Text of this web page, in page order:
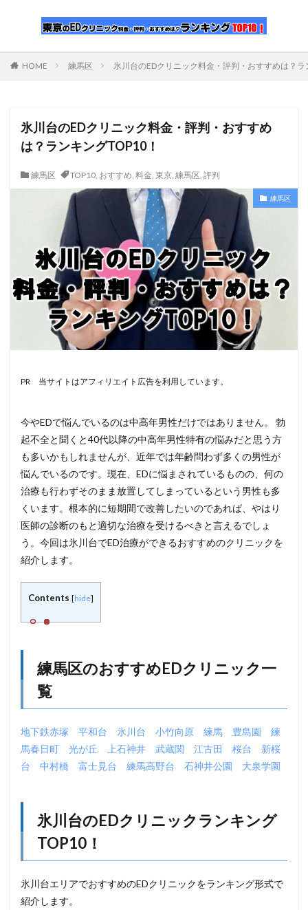
HOME 練馬区 氷川台のEDクリニック料金・評判・おすすめは？
氷川台のEDクリニック料金・評判・おすすめ
は？ランキングTOP10！
練馬区 TOP10, おすすめ, 料金, 東京, 練馬区, 評判
練馬区
PR 当サイトはアフィリエイト広告を利用しています。
今やEDで悩んでいるのは中高年男性だけではありません。 勃
起不全と聞くと40代以降の中高年男性特有の悩みだと思う方
も多いかもしれませんが、近年では年齢問わず多くの男性が
悩んでいるのです。現在、EDに悩まされているものの、何の
治療も行わずそのまま放置してしまっているという男性も多
くいます。根本的に短期間で改善したいのであれば、やはり
医師の診断のもと適切な治療を受けるべきと言えるでしょ
う。今回は氷川台でED治療ができるおすすめのクリニックを
紹介します。
Contents [hide]
練馬区のおすすめEDクリニック一
覧
地下鉄赤塚 平和台 氷川台 小竹向原 練馬 豊島園
練
馬春日町
光が丘 上石神井 武蔵関 江古田 桜台
新桜
台
中村橋 富士見台 練馬高野台 石神井公園 大泉学園
氷川台のEDクリニックランキング
TOP10！
氷川台エリアでおすすめのEDクリニックをランキング形式で
紹介します。